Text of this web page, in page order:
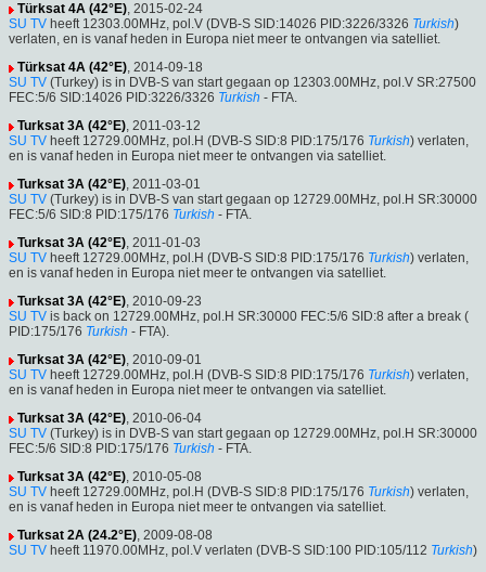
Türksat 4A (42°E), 2015-02-24
SU TV heeft 12303.00MHz, pol.V (DVB-S SID:14026 PID:3226/3326 Turkish)
verlaten, en is vanaf heden in Europa niet meer te ontvangen via satelliet.
Türksat 4A (42°E), 2014-09-18
SU TV (Turkey) is in DVB-S van start gegaan op 12303.00MHz, pol.V SR:27500
FEC:5/6 SID:14026 PID:3226/3326 Turkish - FTA.
Turksat 3A (42°E), 2011-03-12
SU TV heeft 12729.00MHz, pol.H (DVB-S SID:8 PID:175/176 Turkish) verlaten,
en is vanaf heden in Europa niet meer te ontvangen via satelliet.
Turksat 3A (42°E), 2011-03-01
SU TV (Turkey) is in DVB-S van start gegaan op 12729.00MHz, pol.H SR:30000
FEC:5/6 SID:8 PID:175/176 Turkish - FTA.
Turksat 3A (42°E), 2011-01-03
SU TV heeft 12729.00MHz, pol.H (DVB-S SID:8 PID:175/176 Turkish) verlaten,
en is vanaf heden in Europa niet meer te ontvangen via satelliet.
Turksat 3A (42°E), 2010-09-23
SU TV is back on 12729.00MHz, pol.H SR:30000 FEC:5/6 SID:8 after a break (
PID:175/176 Turkish - FTA).
Turksat 3A (42°E), 2010-09-01
SU TV heeft 12729.00MHz, pol.H (DVB-S SID:8 PID:175/176 Turkish) verlaten,
en is vanaf heden in Europa niet meer te ontvangen via satelliet.
Turksat 3A (42°E), 2010-06-04
SU TV (Turkey) is in DVB-S van start gegaan op 12729.00MHz, pol.H SR:30000
FEC:5/6 SID:8 PID:175/176 Turkish - FTA.
Turksat 3A (42°E), 2010-05-08
SU TV heeft 12729.00MHz, pol.H (DVB-S SID:8 PID:175/176 Turkish) verlaten,
en is vanaf heden in Europa niet meer te ontvangen via satelliet.
Turksat 2A (24.2°E), 2009-08-08
SU TV heeft 11970.00MHz, pol.V verlaten (DVB-S SID:100 PID:105/112 Turkish)